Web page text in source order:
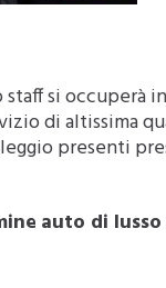
si occuperà
di altissima
presenti
auto di lusso